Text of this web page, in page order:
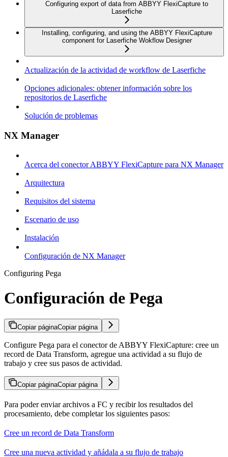
Configuring export of data from ABBYY FlexiCapture to
Laserfiche
Installing, configuring, and using the ABBYY FlexiCapture
component for Laserfiche Wokflow Designer
Actualización de la actividad de workflow de Laserfiche
Opciones adicionales: obtener información sobre los
repositorios de Laserfiche
Solución de problemas
NX Manager
Acerca del conector ABBYY FlexiCapture para NX Manager
Arquitectura
Requisitos del sistema
Escenario de uso
Instalación
Configuración de NX Manager
Configuring Pega
Configuración de Pega
Copiar páginaCopiar página
Configure Pega para el conector de ABBYY FlexiCapture: cree un
record de Data Transform, agregue una actividad a su flujo de
trabajo y cree sus pasos de actividad.
Copiar páginaCopiar página
Para poder enviar archivos a FC y recibir los resultados del
procesamiento, debe completar los siguientes pasos:
Cree un record de Data Transform
Cree una nueva actividad y añádala a su flujo de trabajo